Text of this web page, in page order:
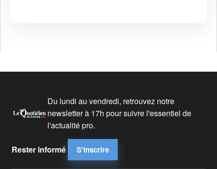
Du lundi au vendredi, retrouvez notre
newsletter à 17h pour suivre l'essentiel de
l'actualité pro.
Rester informé S'inscrire